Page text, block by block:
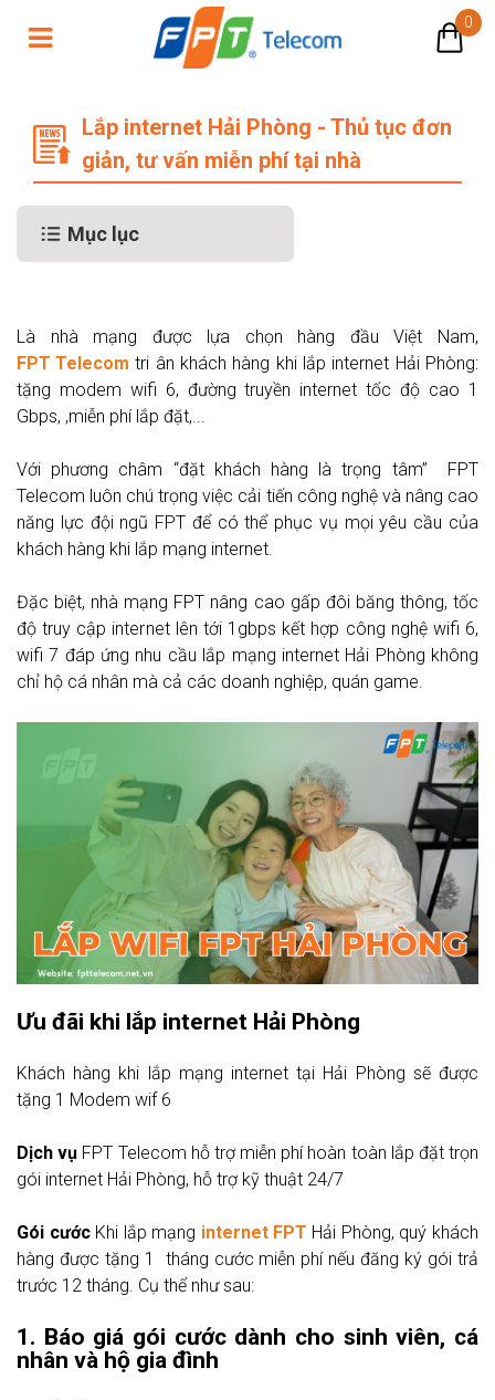
0
Lắp internet Hải Phòng - Thủ tục đơn
giản, tư vấn miễn phí tại nhà
Mục lục
Là nhà mạng được lựa chọn hàng đầu Việt Nam,
FPT Telecom tri ân khách hàng khi lắp internet Hải Phòng:
tặng modem wifi 6, đường truyền internet tốc độ cao 1
Gbps, ,miễn phí lắp đặt,...
Với phương châm “đặt khách hàng là trọng tâm” FPT
Telecom luôn chú trọng việc cải tiến công nghệ và nâng cao
năng lực đội ngũ FPT để có thể phục vụ mọi yêu cầu của
khách hàng khi lắp mạng internet.
Đặc biệt, nhà mạng FPT nâng cao gấp đôi băng thông, tốc
độ truy cập internet lên tới 1gbps kết hợp công nghệ wifi 6,
wifi 7 đáp ứng nhu cầu lắp mạng internet Hải Phòng không
chỉ hộ cá nhân mà cả các doanh nghiệp, quán game.
Ưu đãi khi lắp internet Hải Phòng
Khách hàng khi lắp mạng internet tại Hải Phòng sẽ được
tặng 1 Modem wif 6
Dịch vụ FPT Telecom hỗ trợ miễn phí hoàn toàn lắp đặt trọn
gói internet Hải Phòng, hỗ trợ kỹ thuật 24/7
Gói cướcKhi lắp mạng internet FPT Hải Phòng, quý khách
hàng được tặng 1 tháng cước miễn phí nếu đăng ký gói trả
trước 12 tháng. Cụ thể như sau:
1. Báo giá gói cước dành cho sinh viên, cá
nhân và hộ gia đình